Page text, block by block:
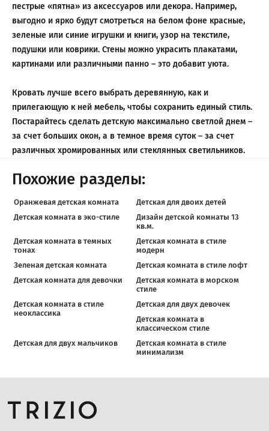
пестрые «пятна» из аксессуаров или декора. Например,
выгодно и ярко будут смотреться на белом фоне красные,
зеленые или синие игрушки и книги, узор на текстиле,
подушки или коврики. Стены можно украсить плакатами,
картинами или различными панно – это добавит уюта.
Кровать лучше всего выбрать деревянную, как и
прилегающую к ней мебель, чтобы сохранить единый стиль.
Постарайтесь сделать детскую максимально светлой днем –
за счет больших окон, а в темное время суток – за счет
различных хромированных или стеклянных светильников.
Похожие разделы:
Оранжевая детская комната
Детская для двоих детей
Детская комната в эко-стиле
Дизайн детской комнаты 13
кв.м.
Детская комната в темных
тонах
Детская комната в стиле
модерн
Зеленая детская комната
Детская комната в стиле лофт
Детская комната для девочки
Детская комната в морском
стиле
Детская комната в стиле
неоклассика
Детская для двух девочек
Детская комната в
классическом стиле
Детская для двух мальчиков
Детская комната в стиле
минимализм